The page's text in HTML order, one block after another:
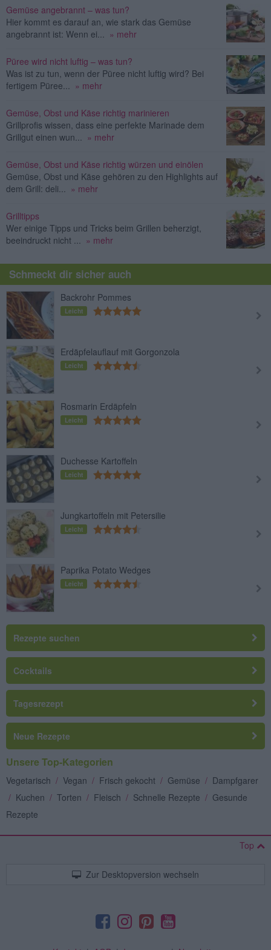
Gemüse angebrannt – was tun?
Hier kommt es darauf an, wie stark das Gemüse
angebrannt ist: Wenn ei...
» mehr
Püree wird nicht luftig – was tun?
Was ist zu tun, wenn der Püree nicht luftig wird? Bei
fertigem Püree...
» mehr
Gemüse, Obst und Käse richtig marinieren
Grillprofis wissen, dass eine perfekte Marinade dem
Grillgut einen wun...
» mehr
Gemüse, Obst und Käse richtig würzen und einölen
Gemüse, Obst und Käse gehören zu den Highlights auf
dem Grill: deli...
» mehr
Grilltipps
Wer einige Tipps und Tricks beim Grillen beherzigt,
beeindruckt nicht ...
» mehr
Schmeckt dir sicher auch
Backrohr Pommes
Leicht
Erdäpfelauflauf mit Gorgonzola
Leicht
Rosmarin Erdäpfeln
Leicht
Duchesse Kartoffeln
Leicht
Jungkartoffeln mit Petersilie
Leicht
Paprika Potato Wedges
Leicht
Rezepte suchen
Cocktails
Tagesrezept
Neue Rezepte
Unsere Top-Kategorien
Vegetarisch / Vegan / Frisch gekocht / Gemüse / Dampfgarer
/ Kuchen / Torten / Fleisch / Schnelle Rezepte / Gesunde
Rezepte
Top
Zur Desktopversion wechseln